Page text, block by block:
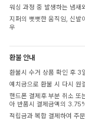
워싱 과정 중 발생하는 냄새
지퍼의 뻣뻣한 움직임, 신발
우
환불 안내
환불시 수거 상품 확인 후 3
예치금으로 환불 시 다시 원
핸드폰 결제후 부분 취소 또
아 반품시 결제금액의
적립금과 복합 결제하여 주